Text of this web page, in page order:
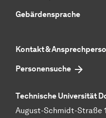
Gebärdensprache
Kontakt &
Personensuche
Technische Universität
August-Schmidt-Straße